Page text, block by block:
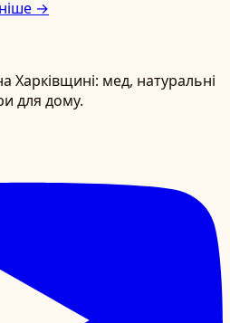
→
Харківщині: мед, натуральні
для дому.